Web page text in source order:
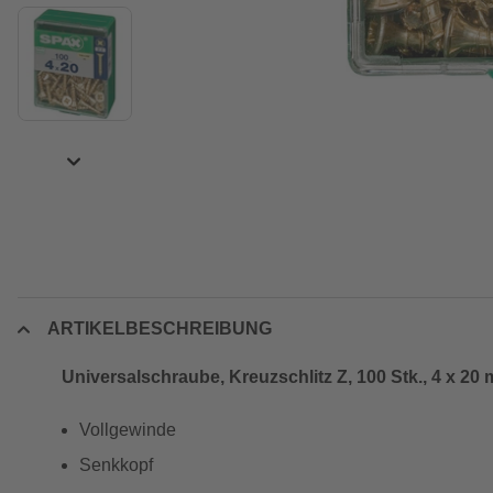
ARTIKELBESCHREIBUNG
Universalschraube, Kreuzschlitz Z, 100 Stk., 4 x 20
Vollgewinde
Senkkopf